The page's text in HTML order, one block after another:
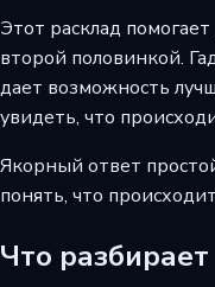
Этот расклад
второй половинкой.
дает возможность
увидеть, что
Якорный ответ
понять, что
Что